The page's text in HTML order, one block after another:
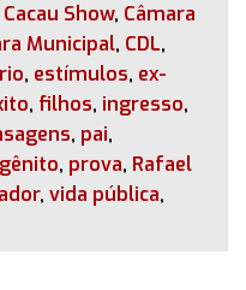
Cacau Show, Câmara
Municipal, CDL,
, estímulos, ex-
, filhos, ingresso,
, pai,
, prova, Rafael
, vida pública,